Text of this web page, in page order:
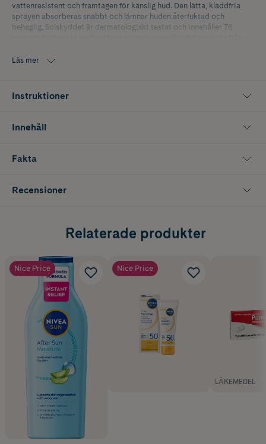
vattenresistent och framtagen för känslig hud. Den lätta, kladdfria
sprayen absorberas snabbt och lämnar huden återfuktad och
behaglig. Solskyddet är dermatologiskt testat och innehåller 76
består av 95 procent återvunnen plast (exklusive lock och pump).
sprayen.
• Skydd mot UVA- och UVB-strålar
Läs mer
Instruktioner
Innehåll
Fakta
Recensioner
Relaterade produkter
Nice Price Nice Price
LÄKEMEDEL